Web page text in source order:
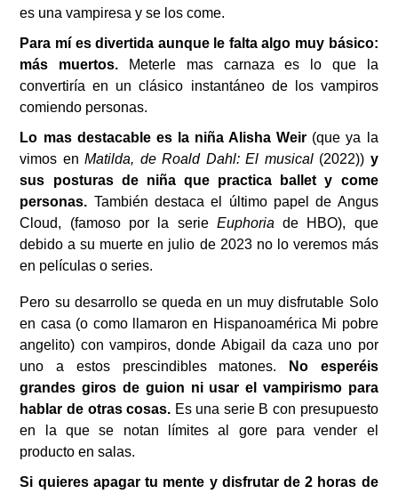
es una vampiresa y se los come.
Para mí es divertida aunque le falta algo muy básico:
más muertos. Meterle mas carnaza es lo que la
convertiría en un clásico instantáneo de los vampiros
comiendo personas.
Lo mas destacable es la niña Alisha Weir (que ya la
vimos enMatilda, de Roald Dahl: El musical(2022)) y
sus posturas de niña que practica ballet y come
personas. También destaca el último papel de Angus
Cloud, (famoso por la serie Euphoria de HBO), que
debido a su muerte en julio de 2023 no lo veremos más
en películas o series.
Pero su desarrollo se queda en un muy disfrutable Solo
en casa (o como llamaron en Hispanoamérica Mi pobre
angelito) con vampiros, donde Abigail da caza uno por
uno a estos prescindibles matones.
No esperéis
grandes giros de guion ni usar el vampirismo para
hablar de otras cosas. Es una serie B con presupuesto
en la que se notan límites al gore para vender el
producto en salas.
Si quieres apagar tu mente y disfrutar de 2 horas de